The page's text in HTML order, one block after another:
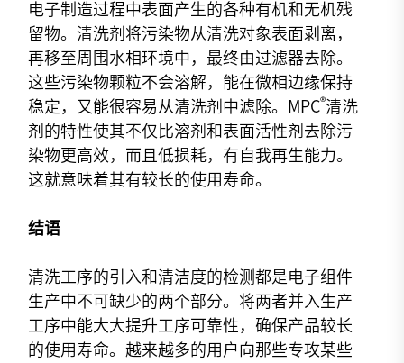
电子制造过程中表面产生的各种有机和无机残
留物。清洗剂将污染物从清洗对象表面剥离，
再移至周围水相环境中，最终由过滤器去除。
这些污染物颗粒不会溶解，能在微相边缘保持
稳定，又能很容易从清洗剂中滤除。MPC®清洗
剂的特性使其不仅比溶剂和表面活性剂去除污
染物更高效，而且低损耗，有自我再生能力。
这就意味着其有较长的使用寿命。
结语
清洗工序的引入和清洁度的检测都是电子组件
生产中不可缺少的两个部分。将两者并入生产
工序中能大大提升工序可靠性，确保产品较长
的使用寿命。越来越多的用户向那些专攻某些